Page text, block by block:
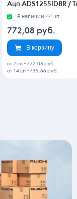
Ацп ADS1255IDBR /
В наличии 44 шт.
772,08 руб.
В корзину
от 2 шт -772.08 руб.
от 14 шт -735.66 руб.